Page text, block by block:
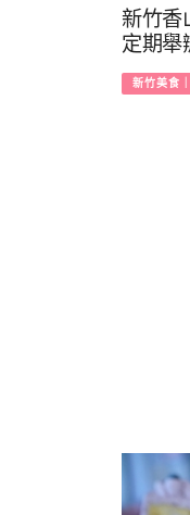
新竹香
定期舉
新竹美食